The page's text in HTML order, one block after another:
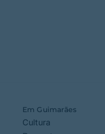
Em Guimarães
Cultura